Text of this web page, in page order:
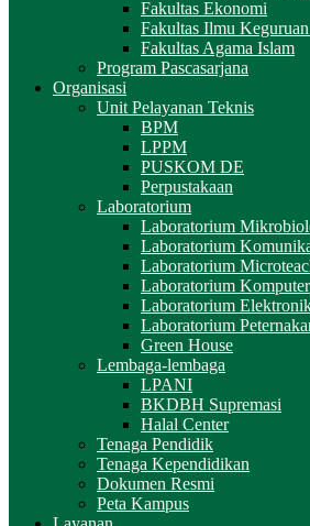
Fakultas Ekonomi
Fakultas Ilmu
Fakultas Agama Islam
Program Pascasarjana
Organisasi
Unit Pelayanan Teknis
BPM
LPPM
PUSKOM DE
Perpustakaan
Laboratorium
Laboratorium
Laboratorium
Laboratorium
Laboratorium Komputer
Laboratorium
Laboratorium
Green House
Lembaga-lembaga
LPANI
BKDBH Supremasi
Halal Center
Tenaga Pendidik
Tenaga Kependidikan
Dokumen Resmi
Peta Kampus